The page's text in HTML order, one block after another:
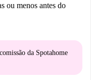
ou menos antes do
da Spotahome